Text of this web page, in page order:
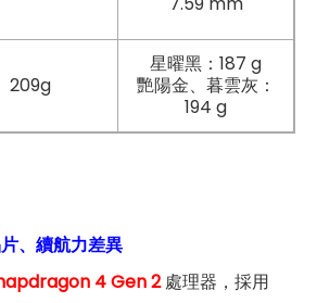
209g
星曜黑：187 g
艷陽金、暮雲灰：
194 g
、續航力差異
4 Gen 2處理器，採用